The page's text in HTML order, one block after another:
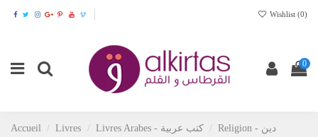
Wishlist (0)
0
Accueil Livres Livres Arabes - كتب عربية
Religion - دين